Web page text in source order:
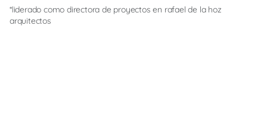
*liderado como directora de proyectos en rafael de la hoz
arquitectos